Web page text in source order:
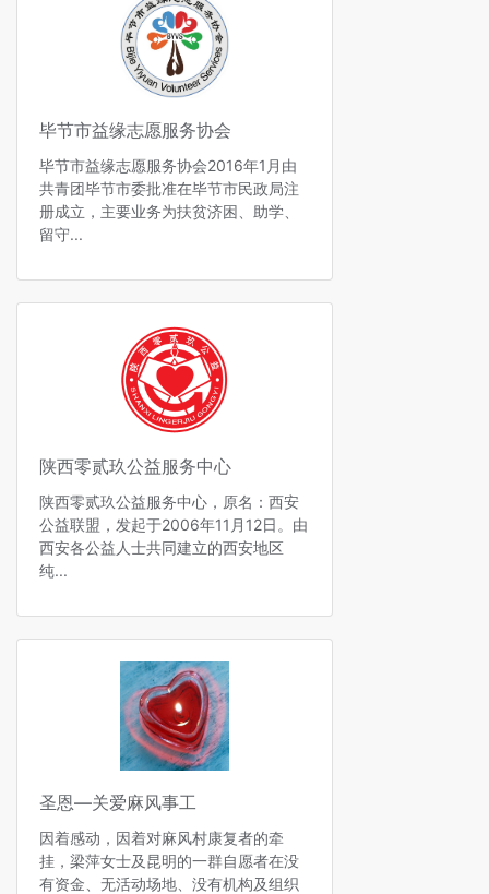
毕节市益缘志愿服务协会
毕节市益缘志愿服务协会2016年1月由
共青团毕节市委批准在毕节市民政局注
册成立，主要业务为扶贫济困、助学、
留守...
陕西零贰玖公益服务中心
陕西零贰玖公益服务中心，原名：西安
公益联盟，发起于2006年11月12日。由
西安各公益人士共同建立的西安地区
纯...
圣恩—关爱麻风事工
因着感动，因着对麻风村康复者的牵
挂，梁萍女士及昆明的一群自愿者在没
有资金、无活动场地、没有机构及组织